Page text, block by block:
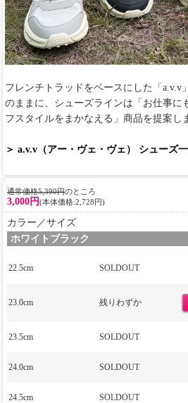
フレンチトラッドをベースにした「a.v.v
のままに、シューズラインは「お仕事に
フスタイルをまかなえる」商品を提案し
＞ a.v.v（アー・ヴェ・ヴェ） シューズ
通常価格5,390円のところ
3,000円(本体価格:2,728円)
カラー／サイズ
ホワイトブラック
22.5cm SOLDOUT
23.0cm 残りわずか
23.5cm SOLDOUT
24.0cm SOLDOUT
24.5cm SOLDOUT